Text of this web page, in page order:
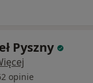
Pyszny
opinie